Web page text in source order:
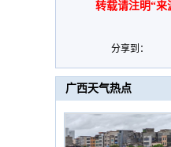
转载请注明“来
分享到：
广西天气热点